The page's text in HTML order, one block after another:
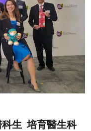
科生 培育醫生科